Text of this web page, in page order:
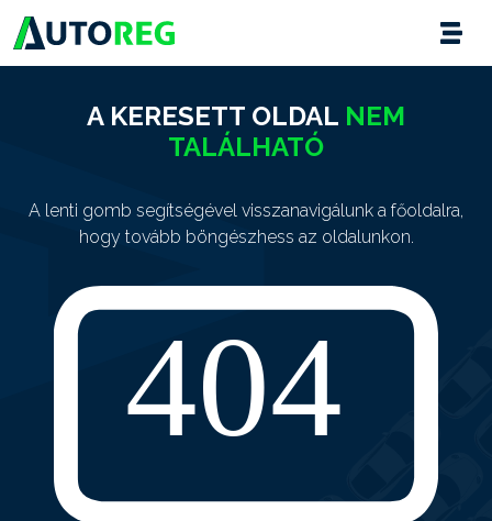
A KERESETT OLDAL NEM
TALÁLHATÓ
A lenti gomb segítségével visszanavigálunk a főoldalra,
hogy tovább böngészhess az oldalunkon.